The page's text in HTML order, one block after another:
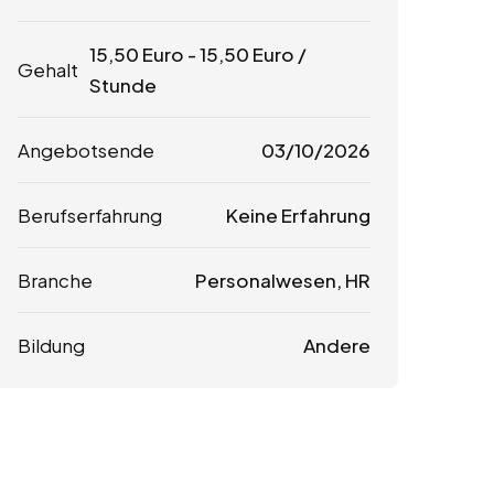
Gehalt
15,50 Euro -15,50 Euro /
Stunde
Angebotsende 03/10/2026
Berufserfahrung Keine Erfahrung
Branche Personalwesen, HR
Bildung Andere